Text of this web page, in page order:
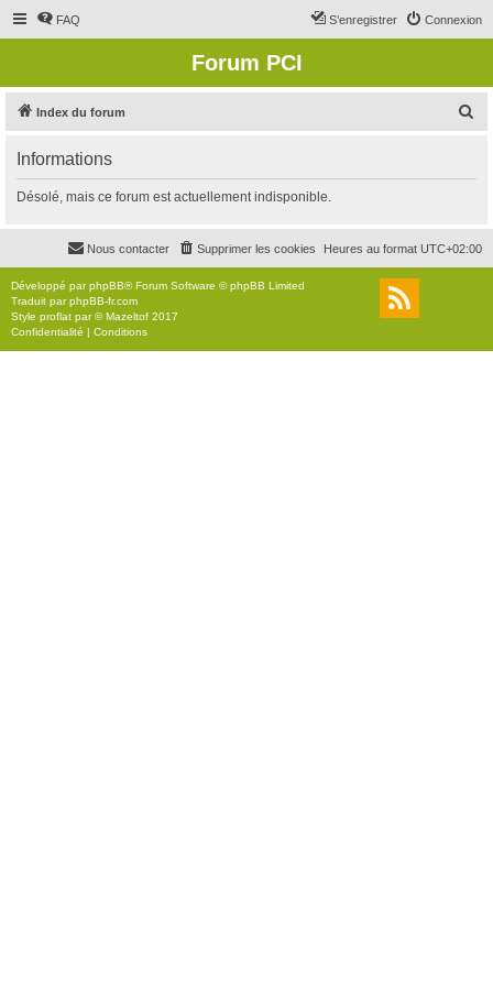
FAQ Connexion
S’enregistrer
Forum PCI
Index du forum
r
c
r
Informations
Désolé, mais ce forum est actuellement indisponible.
Heures au format UTC+02:00
Supprimer les cookies
Nous contacter
Développé parphpBB® Forum Software © phpBB Limited
Traduit parphpBB-fr.com
Style proflat par ©Mazeltof 2017
Confidentialité | Conditions